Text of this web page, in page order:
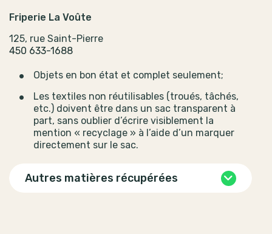
Friperie La Voûte
125, rue Saint-Pierre
450 633-1688
Objets en bon état et complet seulement;
Les textiles non réutilisables (troués, tâchés,
etc.) doivent être dans un sac transparent à
part, sans oublier d’écrire visiblement la
mention « recyclage » à l’aide d’un marquer
directement sur le sac.
Autres matières récupérées